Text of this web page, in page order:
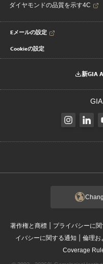
ダイヤモンドの品質を示す4C
Eメールの設定
Cookieの設定
新GIA
著作権と商標 | プライバシーに
イバシーに関する通知 | 倫理お
Coverage